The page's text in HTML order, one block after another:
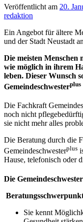
Veröffentlicht am 20.
redaktion
Ein Angebot für ältere
und der Stadt Neustadt
Die meisten Menschen
wie möglich in ihrem
leben. Dieser Wunsch
Gemeindeschwesterplus
Die Fachkraft
noch nicht
sie nicht mehr alles
Die Beratung durch die
Gemeindeschwesterplus
Hause, telefonisch oder
Die Gemeindeschwester
Sie kennt